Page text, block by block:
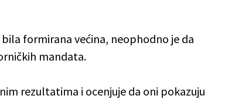
formirana većina, neophodno je da
mandata.
rezultatima i ocenjuje da oni pokazuju